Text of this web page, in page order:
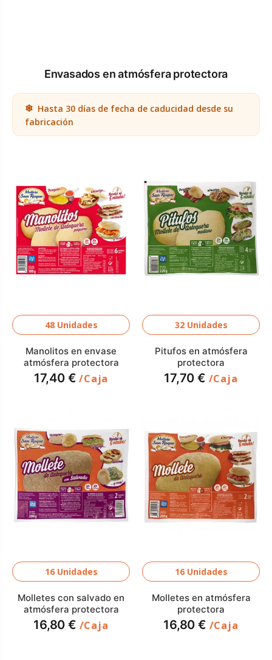
Envasados en atmósfera protectora
Hasta 30 días de fecha de caducidad desde su
fabricación
48 Unidades
Manolitos en envase
atmósfera protectora
17,40 € /Caja
32 Unidades
Pitufos en atmósfera
protectora
17,70 € /Caja
16 Unidades
Molletes con salvado en
atmósfera protectora
16,80 € /Caja
16 Unidades
Molletes en atmósfera
protectora
16,80 € /Caja